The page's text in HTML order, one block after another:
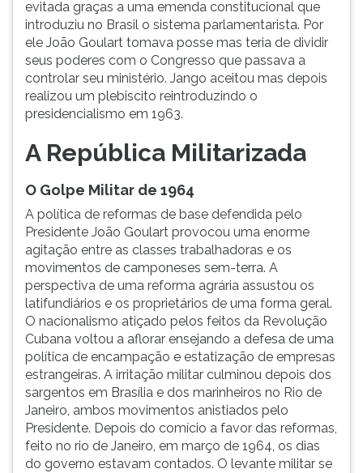
evitada graças a uma emenda constitucional que
introduziu no Brasil o sistema parlamentarista. Por
ele João Goulart tomava posse mas teria de dividir
seus poderes com o Congresso que passava a
controlar seu ministério. Jango aceitou mas depois
realizou um plebiscito reintroduzindo o
presidencialismo em 1963.
A República Militarizada
O Golpe Militar de 1964
A política de reformas de base defendida pelo
Presidente João Goulart provocou uma enorme
agitação entre as classes trabalhadoras e os
movimentos de camponeses sem-terra. A
perspectiva de uma reforma agrária assustou os
latifundiários e os proprietários de uma forma geral.
O nacionalismo atiçado pelos feitos da Revolução
Cubana voltou a aflorar ensejando a defesa de uma
política de encampação e estatização de empresas
estrangeiras. A irritação militar culminou depois dos
sargentos em Brasília e dos marinheiros no Rio de
Janeiro, ambos movimentos anistiados pelo
Presidente. Depois do comício a favor das reformas,
feito no rio de Janeiro, em março de 1964, os dias
do governo estavam contados. O levante militar se